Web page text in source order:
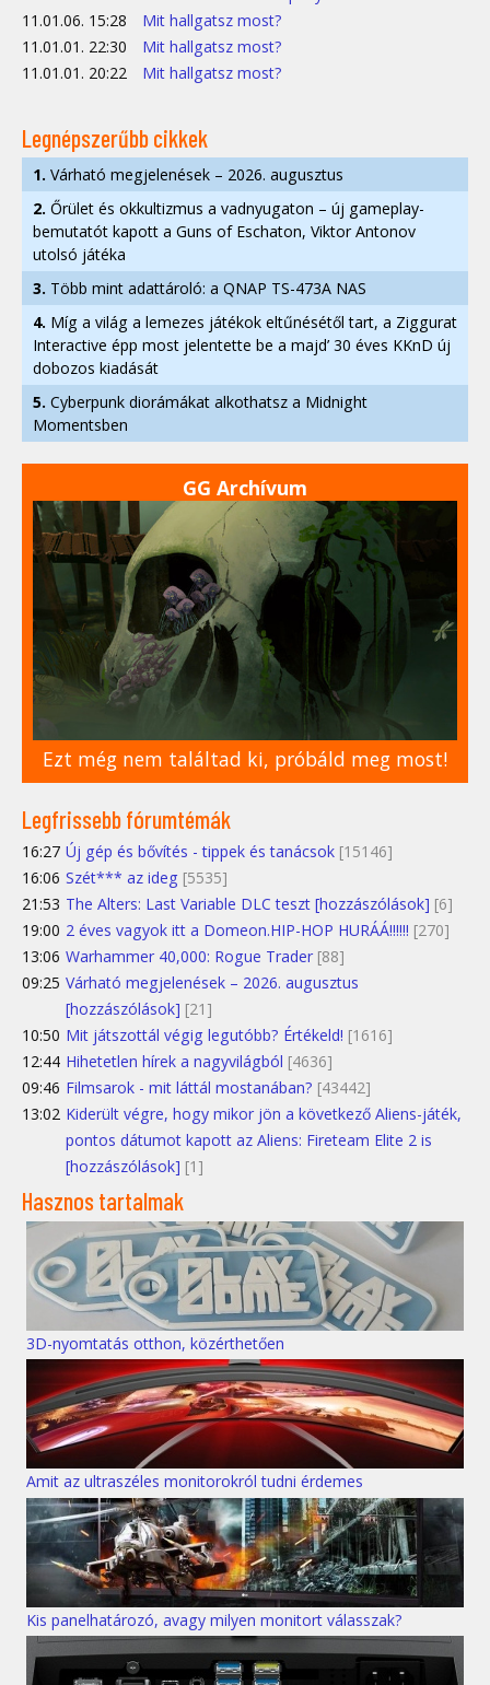
11.01.06. 15:28
Mit hallgatsz most?
11.01.01. 22:30
Mit hallgatsz most?
11.01.01. 20:22
Mit hallgatsz most?
Legnépszerűbb cikkek
1. Várható megjelenések – 2026. augusztus
2. Őrület és okkultizmus a vadnyugaton – új gameplay-
bemutatót kapott a Guns of Eschaton, Viktor Antonov
utolsó játéka
3. Több mint adattároló: a QNAP TS-473A NAS
4. Míg a világ a lemezes játékok eltűnésétől tart, a Ziggurat
Interactive épp most jelentette be a majd’ 30 éves KKnD új
dobozos kiadását
5. Cyberpunk diorámákat alkothatsz a Midnight
Momentsben
GG Archívum
Ezt még nem találtad ki, próbáld meg most!
Legfrissebb fórumtémák
16:27 Új gép és bővítés - tippek és tanácsok [15146]
16:06 Szét*** az ideg [5535]
21:53 The Alters: Last Variable DLC teszt [hozzászólások] [6]
19:00 2 éves vagyok itt a Domeon.HIP-HOP HURÁÁ!!!!!! [270]
13:06 Warhammer 40,000: Rogue Trader [88]
09:25 Várható megjelenések – 2026. augusztus
[hozzászólások] [21]
10:50 Mit játszottál végig legutóbb? Értékeld! [1616]
12:44 Hihetetlen hírek a nagyvilágból [4636]
09:46 Filmsarok - mit láttál mostanában? [43442]
13:02 Kiderült végre, hogy mikor jön a következő Aliens-játék,
pontos dátumot kapott az Aliens: Fireteam Elite 2 is
[hozzászólások] [1]
Hasznos tartalmak
3D-nyomtatás otthon, közérthetően
Amit az ultraszéles monitorokról tudni érdemes
Kis panelhatározó, avagy milyen monitort válasszak?